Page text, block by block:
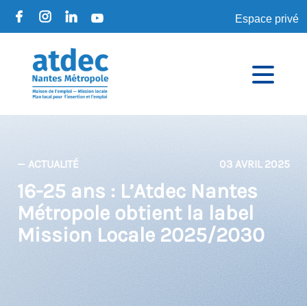
Espace privé
— ACTUALITÉ 03 AVRIL 2025
16-25 ans : L’Atdec Nantes
Métropole obtient la label
Mission Locale 2025/2030